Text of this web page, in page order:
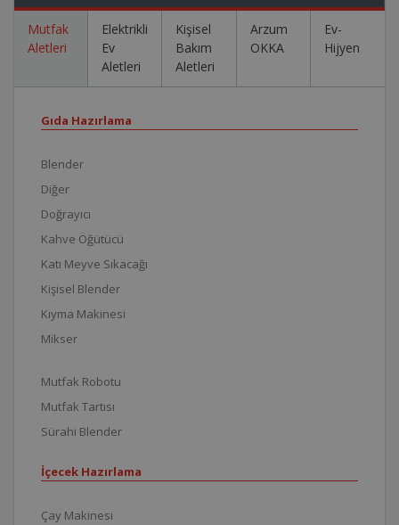
Mutfak
Aletleri
Elektrikli
Ev
Aletleri
Kişisel
Bakım
Aletleri
Arzum
OKKA
Ev-
Hijyen
Gıda Hazırlama
Blender
Diğer
Doğrayıcı
Kahve Öğütücü
Katı Meyve Sıkacağı
Kişisel Blender
Kıyma Makinesi
Mikser
Mutfak Robotu
Mutfak Tartısı
Sürahi Blender
İçecek Hazırlama
Çay Makinesi